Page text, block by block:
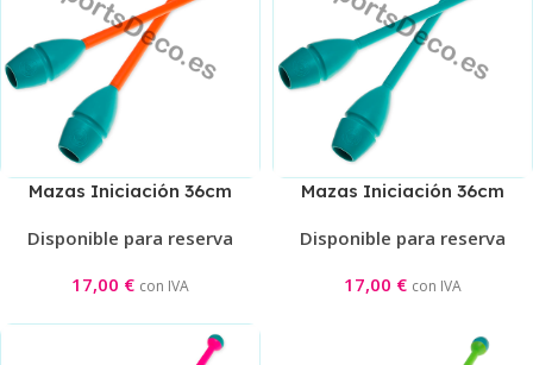
Mazas Iniciación 36cm
Disponible para reserva
17,00 € con IVA
Mazas Iniciación 36cm
Disponible para reserva
17,00 € con IVA